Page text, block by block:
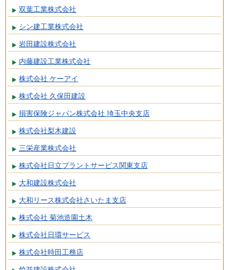
双葉工業株式会社
シン建工業株式会社
岩田建設株式会社
内藤建設工業株式会社
株式会社 ケーアイ
株式会社 久保田建設
損害保険ジャパン株式会社 埼玉中央支店
株式会社梨木建設
三栄産業株式会社
株式会社日立プラントサービス関東支店
大和建設株式会社
大和リース株式会社さいたま支店
株式会社 菊池造園土木
株式会社日環サービス
株式会社時田工務店